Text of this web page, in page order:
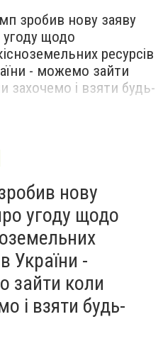
зробив нову заяву
угоду щодо
ресурсів
- можемо зайти
захочемо і взяти будь-
ДБР проводить
всій Україні
нову
угоду щодо
України -
зайти коли
і взяти будь-